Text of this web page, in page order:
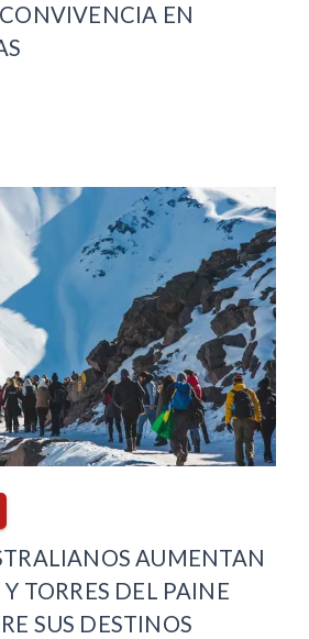
EN
AUMENTAN
TORRES DEL PAINE
SUS DESTINOS